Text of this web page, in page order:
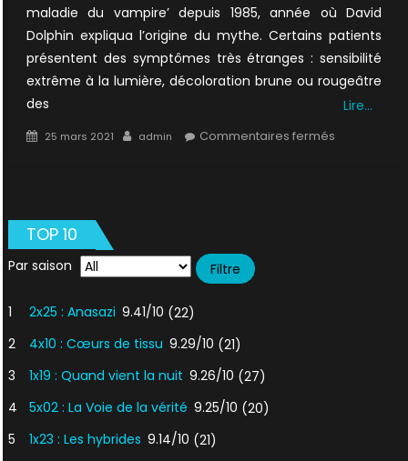
maladie du vampire’ depuis 1985, année où David
Dolphin expliqua l’origine du mythe. Certains patients
présentent des symptômes très étranges : sensibilité
extrême à la lumière, décoloration brune ou rougeâtre
des
Lire…
Posted
25 mars 2021 Author
admin Commentaires ferméssur
TOP 10
Par saison
1 2x25 : Anasazi 9.41/10 (22)
2
4x10 : Cœurs de tissu 9.29/10 (21)
3
1x19 : Quand vient la nuit 9.26/10 (27)
4
5x02 : La Voie de la vérité 9.25/10 (20)
5
1x23 : Les hybrides 9.14/10 (21)